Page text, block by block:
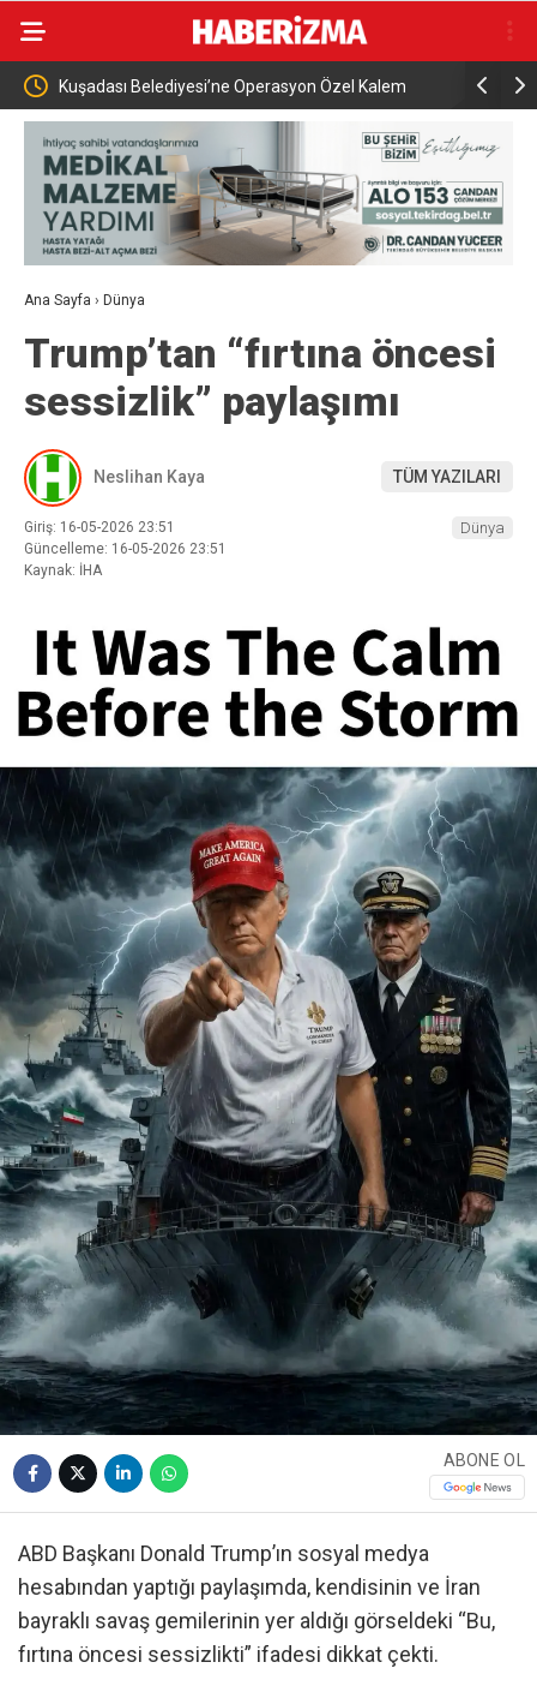
Kuşadası Belediyesi’ne Operasyon Özel Kalem
Müdürü ve Eski Başkan Yardımcısı Dâhil 15 Gözaltı
Orijinal
Sona Erdi
Ana Sayfa › Dünya
Trump’tan “fırtına öncesi
sessizlik” paylaşımı
Neslihan Kaya TÜM YAZILARI
Giriş: 16-05-2026 23:51
Güncelleme: 16-05-2026 23:51
Kaynak: İHA
Dünya
ABONE OL
ABD Başkanı Donald Trump’ın sosyal medya
hesabından yaptığı paylaşımda, kendisinin ve İran
bayraklı savaş gemilerinin yer aldığı görseldeki “Bu,
fırtına öncesi sessizlikti” ifadesi dikkat çekti.